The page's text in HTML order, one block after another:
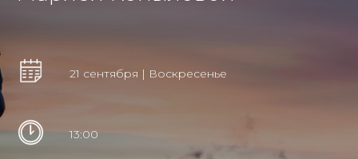
21 сентября | Воскресенье
13:00